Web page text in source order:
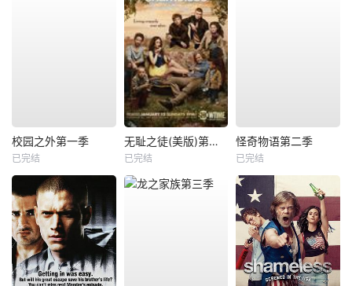
校园之外第一季
已完结
无耻之徒(美版)第三季
已完结
怪奇物语第二季
已完结